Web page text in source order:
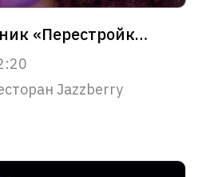
Караоке-квартирник «Перестройка. Добро пожаловать в 90-е»
Jazzberry